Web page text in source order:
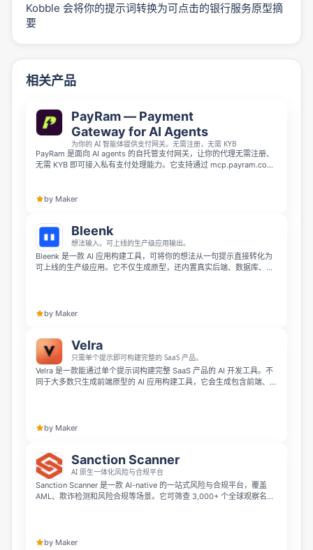
Kobble 会将你的提示词转换为可点击的银行服务原型摘
要
相关产品
PayRam — Payment
Gateway for AI Agents
为你的 AI 智能体提供支付网关。无需注册，无需 KYB
PayRam 是面向 AI agents 的自托管支付网关，让你的代理无需注册、
无需 KYB 即可接入私有支付处理能力。它支持通过 mcp.payram.com
钥不接触服务器。
by Maker
Bleenk
想法输入。可上线的生产级应用输出。
Bleenk 是一款 AI 应用构建工具，可将你的想法从一句提示直接转化为
可上线的生产级应用。它不仅生成原型，还内置真实后端、数据库、认
by Maker
Velra
只需单个提示即可构建完整的 SaaS 产品。
Velra 是一款能通过单个提示词构建完整 SaaS 产品的 AI 开发工具。不
同于大多数只生成前端原型的 AI 应用构建工具，它会生成包含前端、数
by Maker
Sanction Scanner
AI 原生一体化风险与合规平台
Sanction Scanner 是一款 AI-native 的一站式风险与合规平台，覆盖
AML、欺诈检测和风险合规等场景。它可筛查 3,000+ 个全球观察名单
by Maker